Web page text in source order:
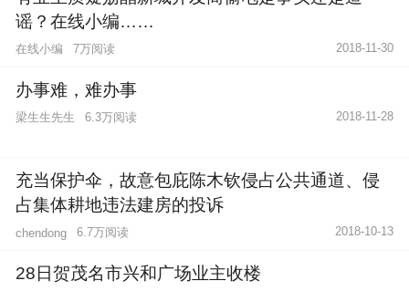
谣？在线小编……
在线小编 7万阅读 2018-11-30
办事难，难办事
梁生生先生 6.3万阅读 2018-11-28
充当保护伞，故意包庇陈木钦侵占公共通道、侵
占集体耕地违法建房的投诉
chendong 6.7万阅读 2018-10-13
28日贺茂名市兴和广场业主收楼